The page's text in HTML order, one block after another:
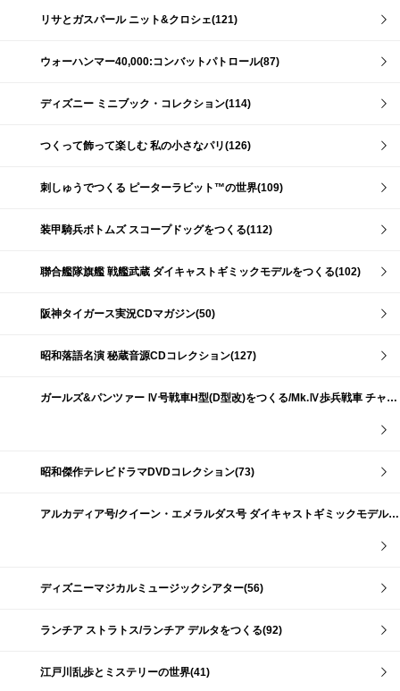
リサとガスパール ニット&クロシェ(121)
ウォーハンマー40,000:コンバットパトロール(87)
ディズニー ミニブック・コレクション(114)
つくって飾って楽しむ 私の小さなパリ(126)
刺しゅうでつくる ピーターラビット™の世界(109)
装甲騎兵ボトムズ スコープドッグをつくる(112)
聯合艦隊旗艦 戦艦武蔵 ダイキャストギミックモデルをつくる(102)
阪神タイガース実況CDマガジン(50)
昭和落語名演 秘蔵音源CDコレクション(127)
ガールズ&パンツァー Ⅳ号戦車H型(D型改)をつくる/Mk.Ⅳ歩兵戦車 チャーチルMk.Ⅶをつくる(191)
昭和傑作テレビドラマDVDコレクション(73)
アルカディア号/クイーン・エメラルダス号 ダイキャストギミックモデルをつくる(159)
ディズニーマジカルミュージックシアター(56)
ランチア ストラトス/ランチア デルタをつくる(92)
江戸川乱歩とミステリーの世界(41)